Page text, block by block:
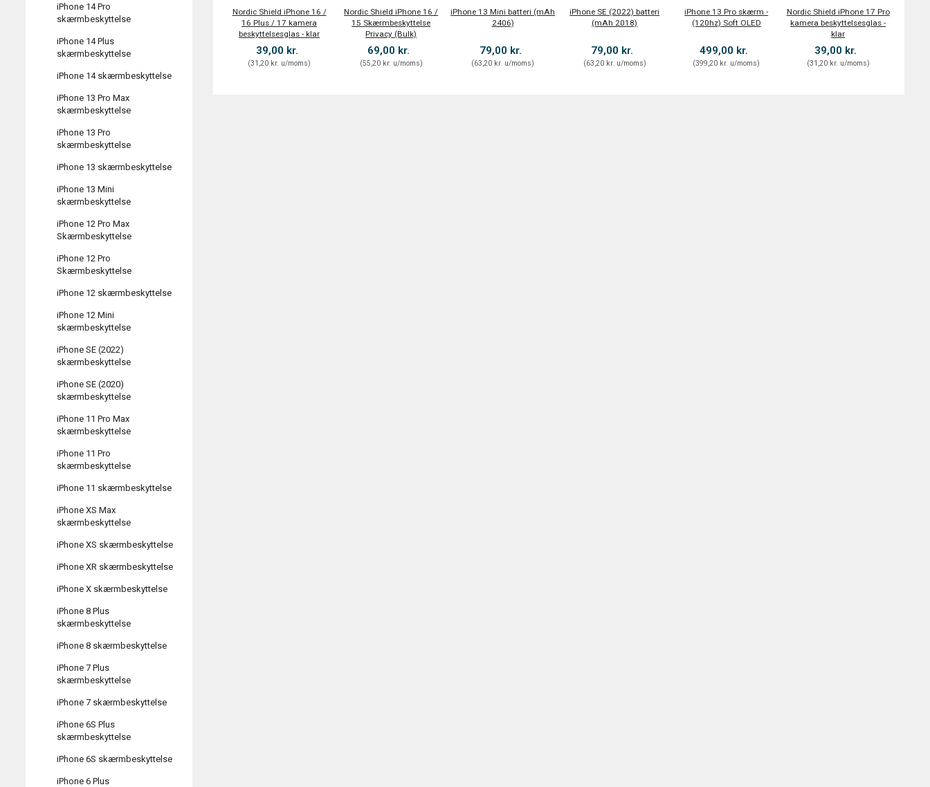
iPhone 14 Pro
skærmbeskyttelse
iPhone 14 Plus
skærmbeskyttelse
iPhone 14 skærmbeskyttelse
iPhone 13 Pro Max
skærmbeskyttelse
iPhone 13 Pro
skærmbeskyttelse
iPhone 13 skærmbeskyttelse
iPhone 13 Mini
skærmbeskyttelse
iPhone 12 Pro Max
Skærmbeskyttelse
iPhone 12 Pro
Skærmbeskyttelse
iPhone 12 skærmbeskyttelse
iPhone 12 Mini
skærmbeskyttelse
iPhone SE (2022)
skærmbeskyttelse
iPhone SE (2020)
skærmbeskyttelse
iPhone 11 Pro Max
skærmbeskyttelse
iPhone 11 Pro
skærmbeskyttelse
iPhone 11 skærmbeskyttelse
iPhone XS Max
skærmbeskyttelse
iPhone XS skærmbeskyttelse
iPhone XR skærmbeskyttelse
iPhone X skærmbeskyttelse
iPhone 8 Plus
skærmbeskyttelse
iPhone 8 skærmbeskyttelse
iPhone 7 Plus
skærmbeskyttelse
iPhone 7 skærmbeskyttelse
iPhone 6S Plus
skærmbeskyttelse
iPhone 6S skærmbeskyttelse
iPhone 6 Plus
Nordic Shield iPhone 16 /
16 Plus / 17 kamera
beskyttelsesglas - klar
39,00 kr.
(31,20 kr. u/moms)
Nordic Shield iPhone 16 /
15 Skærmbeskyttelse
Privacy (Bulk)
69,00 kr.
(55,20 kr. u/moms)
iPhone 13 Mini batteri (mAh
2406)
79,00 kr.
(63,20 kr. u/moms)
iPhone SE (2022) batteri
(mAh 2018)
79,00 kr.
(63,20 kr. u/moms)
iPhone 13 Pro skærm -
(120hz) Soft OLED
499,00 kr.
(399,20 kr. u/moms)
Nordic Shield iPhone 17 Pro
kamera beskyttelsesglas -
klar
39,00 kr.
(31,20 kr. u/moms)